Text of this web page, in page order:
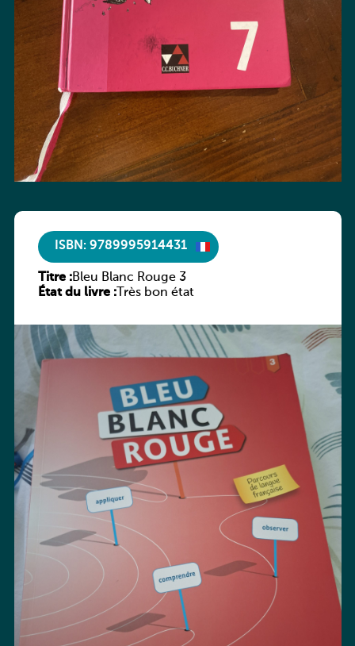
ISBN: 9789995914431
Titre :Bleu Blanc Rouge 3
État du livre :Très bon état